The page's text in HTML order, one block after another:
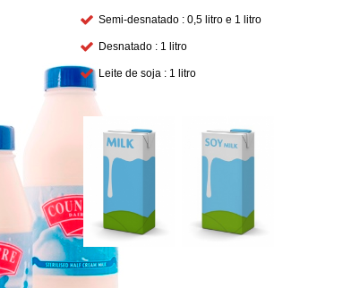
Semi-desnatado : 0,5 litro e 1 litro
Desnatado : 1 litro
Leite de soja : 1 litro